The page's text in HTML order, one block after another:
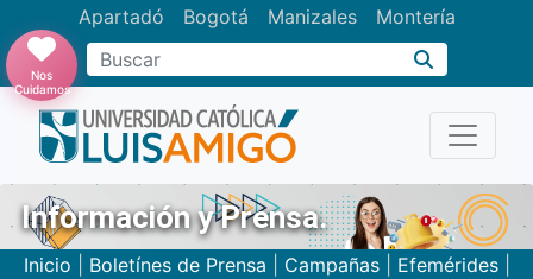
Apartadó Bogotá Manizales Montería
Buscar
Nos
Cuidamos
Información y Prensa.
Inicio Boletínes de Prensa Campañas| Efemérides|